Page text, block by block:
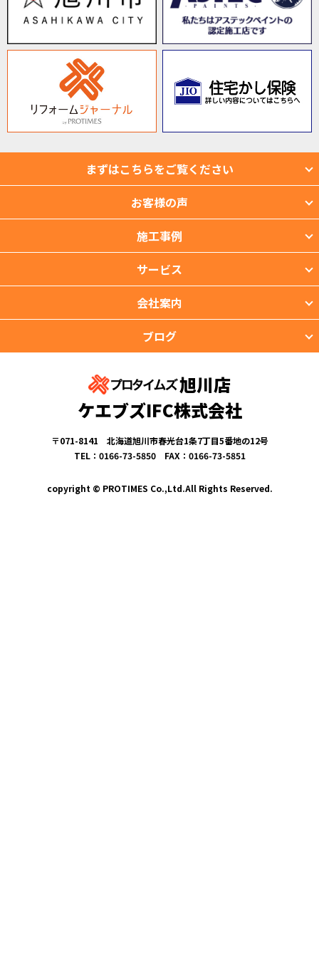
まずはこちらをご覧ください
お客様の声
施工事例
サービス
会社案内
ブログ
旭川店
ケエブズIFC株式会社
〒071-8141 北海道旭川市春光台1条7丁目5番地の12号
TEL：0166-73-5850 FAX：0166-73-5851
copyright © PROTIMES Co.,Ltd.All Rights Reserved.